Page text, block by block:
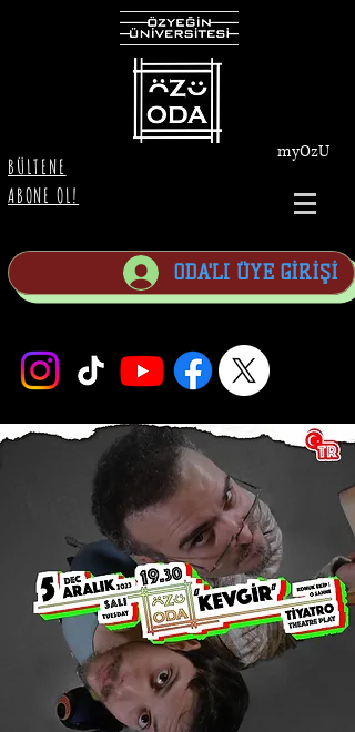
BÜLTENE
ABONE OL!
myOzU
ODA'LI ÜYE GİRİŞİ